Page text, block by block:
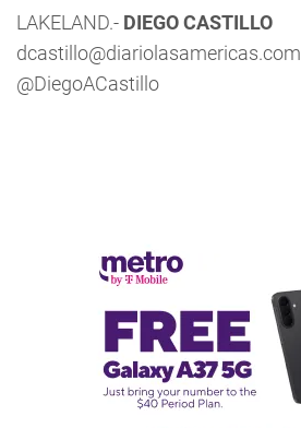
LAKELAND.- DIEGO CASTILLO
dcastillo@diariolasamericas.com
@DiegoACastillo